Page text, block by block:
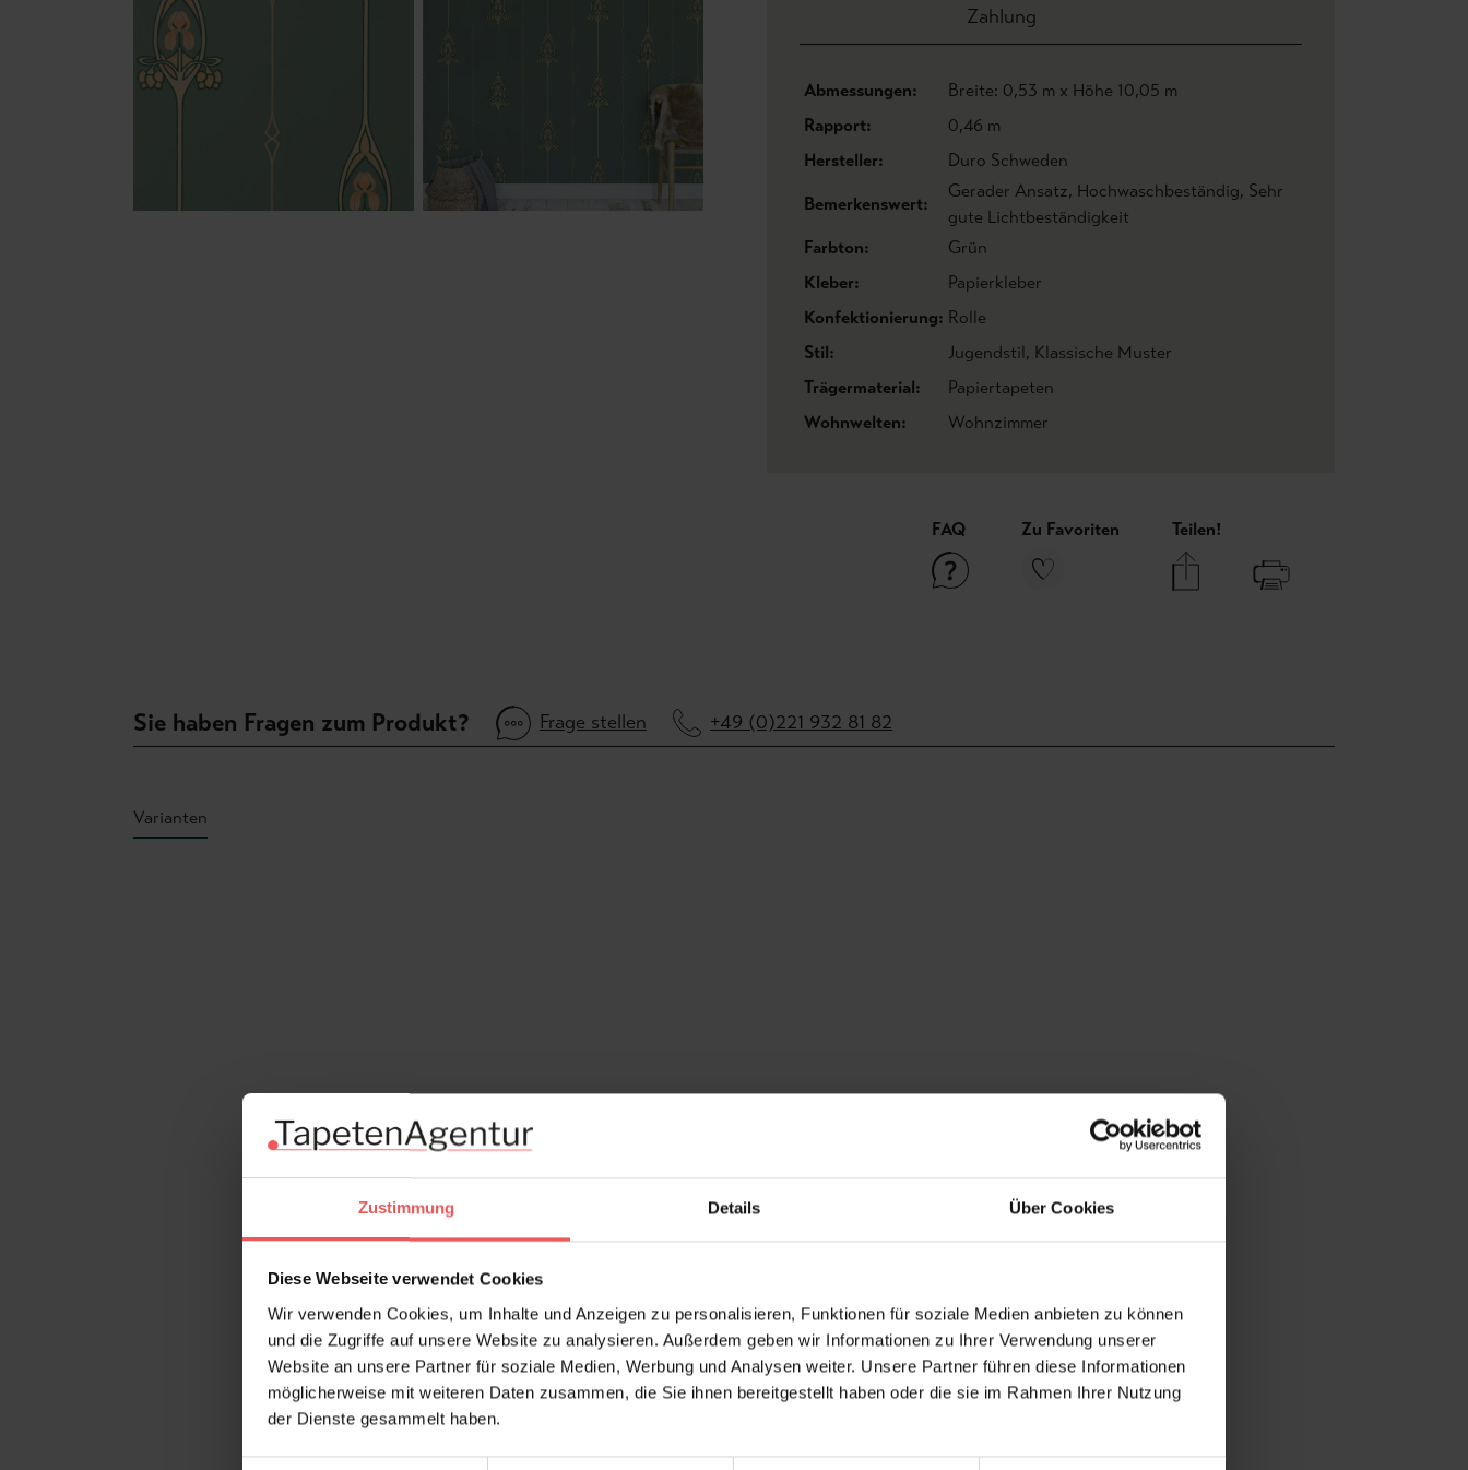
Zustimmung Details Über Cookies
Diese Webseite verwendet Cookies
Wir verwenden Cookies, um Inhalte und Anzeigen zu personalisieren, Funktionen für soziale Medien anbieten zu können
und die Zugriffe auf unsere Website zu analysieren. Außerdem geben wir Informationen zu Ihrer Verwendung unserer
Website an unsere Partner für soziale Medien, Werbung und Analysen weiter. Unsere Partner führen diese Informationen
möglicherweise mit weiteren Daten zusammen, die Sie ihnen bereitgestellt haben oder die sie im Rahmen Ihrer Nutzung
der Dienste gesammelt haben.
Zahlung
Abmessungen:
Breite: 0,53 m x Höhe 10,05 m
Rapport:
0,46 m
Hersteller:
Duro Schweden
Bemerkenswert:
Gerader Ansatz, Hochwaschbeständig, Sehr
gute Lichtbeständigkeit
Farbton:
Grün
Kleber:
Papierkleber
Konfektionierung: Rolle
Stil:
Jugendstil, Klassische Muster
Trägermaterial:
Papiertapeten
Wohnwelten:
Wohnzimmer
FAQ Zu Favoriten Teilen!
Sie haben Fragen zum Produkt? Frage stellen +49 (0)221 932 81 82
Varianten